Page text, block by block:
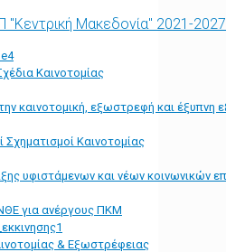
"Κεντρική Μακεδονία" 2021-2027
Καινοτομίας
καινοτομική, εξωστρεφή και έξυπνη
Σχηματισμοί Καινοτομίας
υφιστάμενων και νέων κοινωνικών
για ανέργους ΠΚΜ
& Εξωστρέφειας